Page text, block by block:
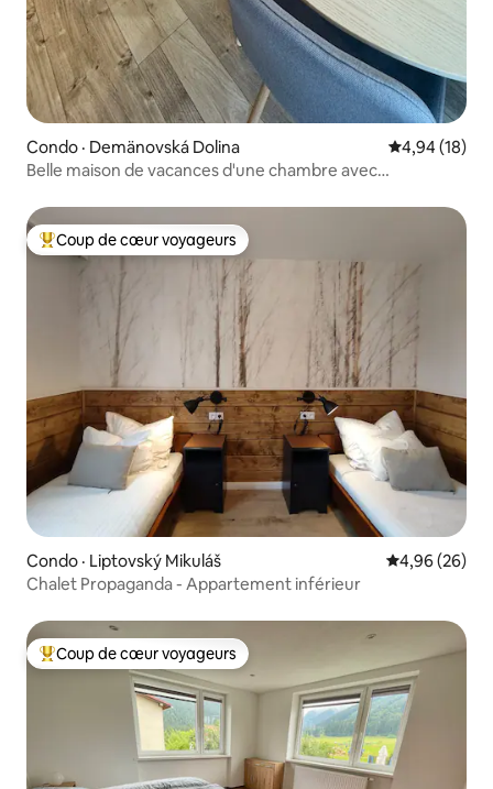
Condo · Demänovská Dolina Note
4,94 (18)
Belle maison de vacances d'une chambre avec
Coup de cœur voyageurs parmi les plus aimés
Coup de cœur voyageurs
Condo · Liptovský Mikuláš Note
4,96 (26)
Chalet Propaganda - Appartement inférieur
Coup de cœur voyageurs parmi les plus aimés
Coup de cœur voyageurs